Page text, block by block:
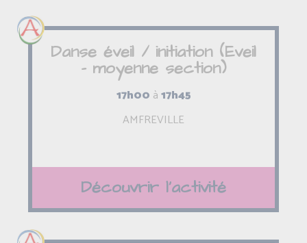
Danse éveil / initiation (Eveil
- moyenne section)
17h00 à17h45
AMFREVILLE
Découvrir l'activité